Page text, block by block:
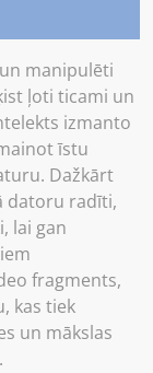
manipulēti
ļoti ticami un
izmanto
īstu
Dažkārt
datoru radīti,
lai gan
fragments,
kas tiek
un mākslas